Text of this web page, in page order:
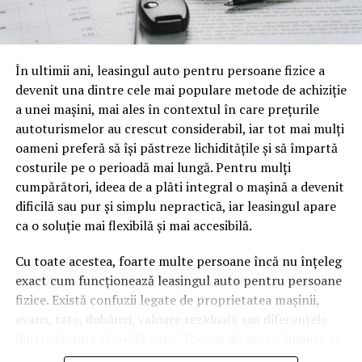
o mină de informație, plină de întrebări pe care și le pun
oamenii cu adevărat. Dacă transcrierea ajunge pe o
cuvinte tematice, scrise exact în limbajul în care se
caută.
Apoi vine partea de comportament. O pagină pe care
vizitatorii stau zece, cincisprezece minute ca să
urmărească replay-ul trimite un semnal greu de ignorat.
Google nu îți măsoară direct satisfacția, însă timpul
petrecut, scrollul și revenirile spun ceva despre cât de
util e materialul.
Și mai e ceva ce se uită ușor. Un webinar reușit atrage
linkuri aproape de la sine. Cineva îl menționează într-un
newsletter, altcineva îl citează într-un articol, un
partener îl trimite în comunitatea lui. Fiecare astfel de
tău, iar autoritatea e moneda forte în SEO.
În ultimii ani, leasingul auto pentru persoane fizice a
devenit una dintre cele mai populare metode de achiziție
a unei mașini, mai ales în contextul în care prețurile
autoturismelor au crescut considerabil, iar tot mai mulți
oameni preferă să își păstreze lichiditățile și să împartă
costurile pe o perioadă mai lungă. Pentru mulți
cumpărători, ideea de a plăti integral o mașină a devenit
dificilă sau pur și simplu nepractică, iar leasingul apare
ca o soluție mai flexibilă și mai accesibilă.
Cu toate acestea, foarte multe persoane încă nu înțeleg
exact cum funcționează leasingul auto pentru persoane
fizice. Există confuzii legate de proprietatea mașinii,
avans, rate, dobânzi, valoare reziduală sau diferențele
semnezi orice contract, este important să înțelegi clar